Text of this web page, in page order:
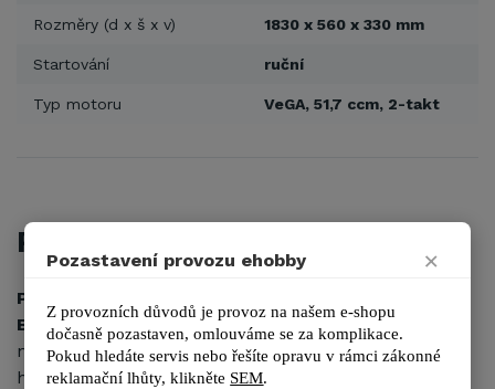
Rozměry (d x š x v) 1830 x 560 x 330 mm
Startování ruční
Typ motoru VeGA, 51,7 ccm, 2-takt
POPIS
Profesionální hřídelový křovinořez
BC520PROumožňuje sekání trávy trojzubým žacím
nožem nebo strunou, uloženou v poloautomatické
hlavě. Křovinořez je vybaven kvalitním závěsným
Pozastavení provozu ehobby ×
Z provozních důvodů je provoz na našem e-shopu
dočasně pozastaven, omlouváme se za komplikace.
Pokud hledáte servis nebo řešíte opravu v rámci zákonné
reklamační lhůty, klikněte SEM.